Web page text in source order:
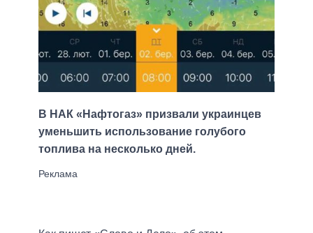
В НАК «Нафтогаз» призвали украинцев
уменьшить использование голубого
топлива на несколько дней.